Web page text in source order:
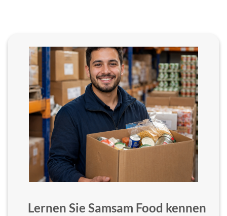
Lernen Sie Samsam Food kennen